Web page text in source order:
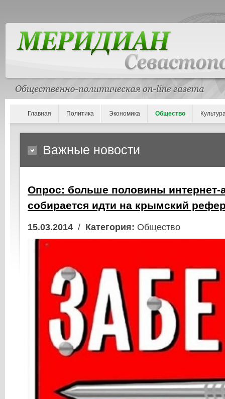
Главная Политика Экономика Общество
Важные новости
Опрос: больше половины интернет-
собирается идти на крымский
15.03.2014 / Категория: Общество